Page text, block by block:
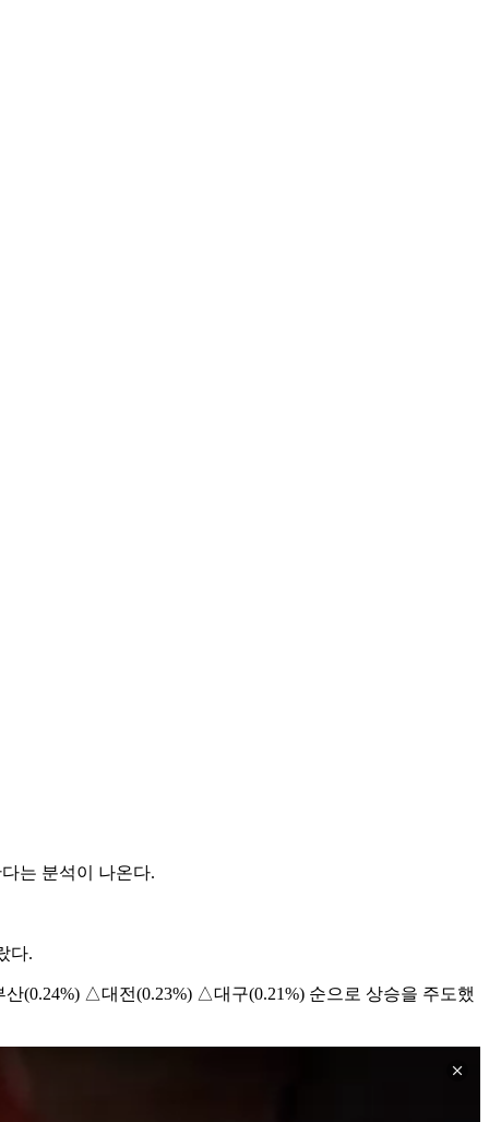
는 분석이 나온다.
다.
(0.24%) △대전(0.23%) △대구(0.21%) 순으로 상승을 주도했